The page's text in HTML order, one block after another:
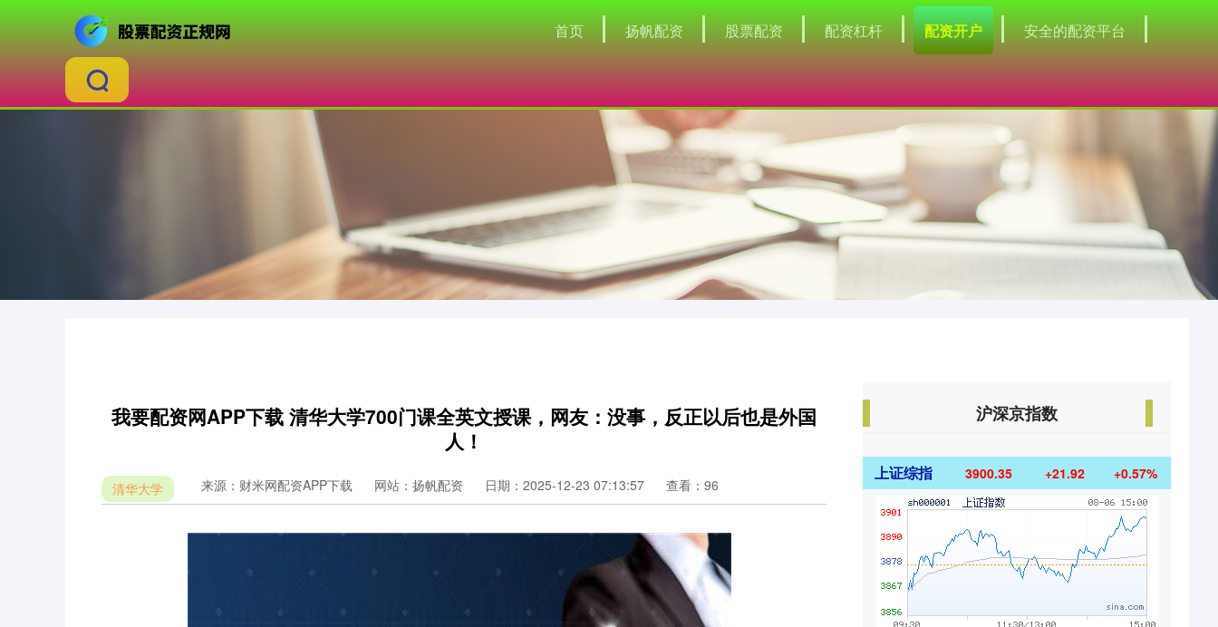
首页 扬帆配资 股票配资 配资杠杆 配资开户 安全的配资平台
我要配资网APP下载 清华大学700门课全英文授课，网友：没事，反正以后也是外国
人！
清华大学 来源：财米网配资APP下载 网站：扬帆配资 日期：2025-12-23 07:13:57 查看：96
沪深京指数
上证综指 3900.35 +21.92 +0.57%